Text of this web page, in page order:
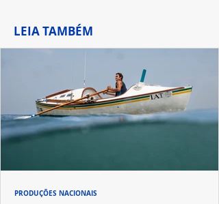
LEIA TAMBÉM
PRODUÇÕES NACIONAIS